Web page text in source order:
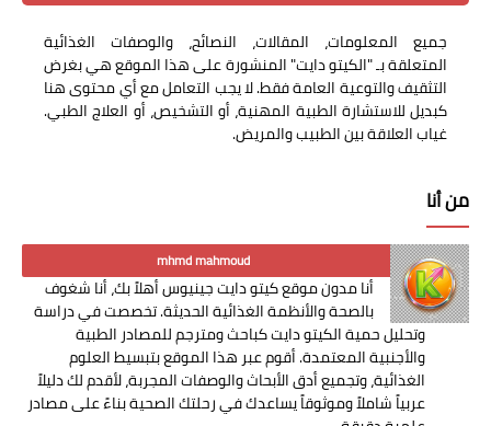
جميع المعلومات، المقالات، النصائح، والوصفات الغذائية
المتعلقة بـ "الكيتو دايت" المنشورة على هذا الموقع هي بغرض
التثقيف والتوعية العامة فقط. لا يجب التعامل مع أي محتوى هنا
كبديل للاستشارة الطبية المهنية، أو التشخيص، أو العلاج الطبي.
غياب العلاقة بين الطبيب والمريض.
من أنا
mhmd mahmoud
أنا مدون موقع كيتو دايت جينيوس أهلاً بك، أنا شغوف
بالصحة والأنظمة الغذائية الحديثة. تخصصت في دراسة
وتحليل حمية الكيتو دايت كباحث ومترجم للمصادر الطبية
والأجنبية المعتمدة. أقوم عبر هذا الموقع بتبسيط العلوم
الغذائية، وتجميع أدق الأبحاث والوصفات المجربة، لأقدم لك دليلاً
عربياً شاملاً وموثوقاً يساعدك في رحلتك الصحية بناءً على مصادر